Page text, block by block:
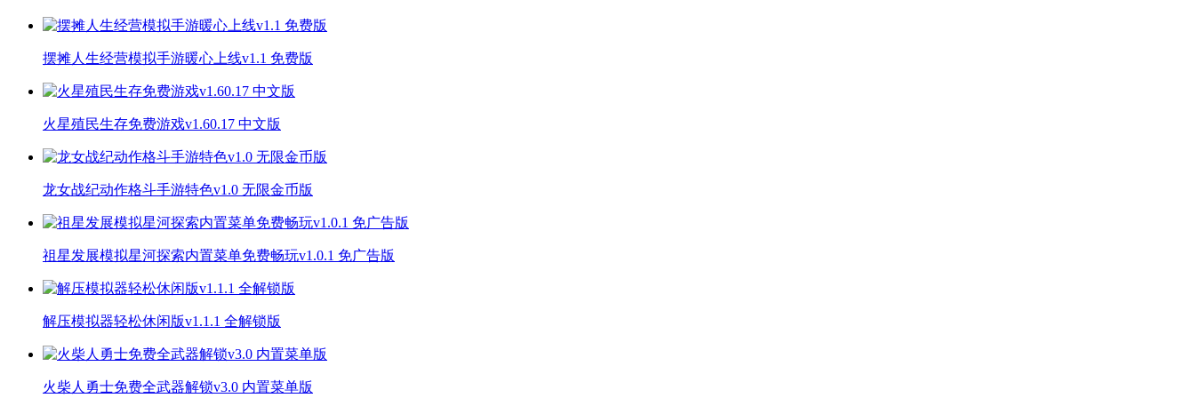
摆摊人生经营模拟手游暖心上线v1.1 免费版
火星殖民生存免费游戏v1.60.17 中文版
龙女战纪动作格斗手游特色v1.0 无限金币版
祖星发展模拟星河探索内置菜单免费畅玩v1.0.1 免广告版
解压模拟器轻松休闲版v1.1.1 全解锁版
火柴人勇士免费全武器解锁v3.0 内置菜单版